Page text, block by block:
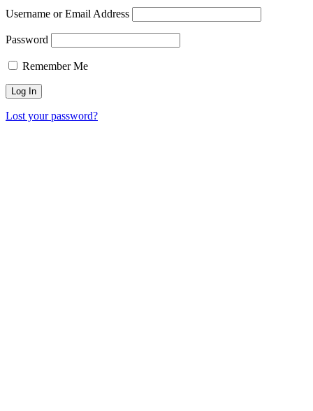
Username or Email Address
Password
Remember Me
Lost your password?